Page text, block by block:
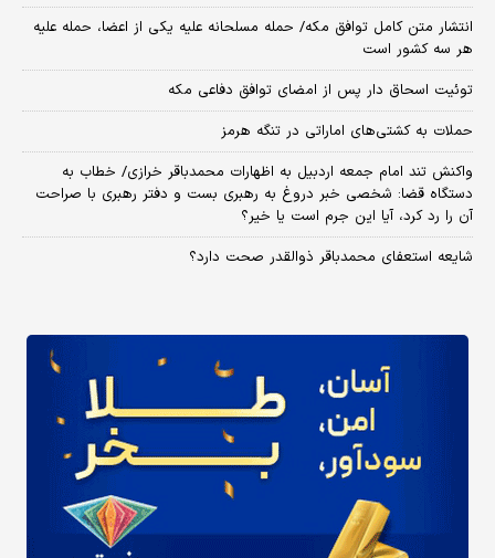
انتشار متن کامل توافق مکه/ حمله مسلحانه علیه یکی از اعضا، حمله علیه
هر سه کشور است
توئیت اسحاق دار پس از امضای توافق دفاعی مکه
حملات به کشتی‌های اماراتی در تنگه هرمز
واکنش تند امام جمعه اردبیل به اظهارات محمدباقر خرازی/ خطاب به
دستگاه قضا: شخصی خبر دروغ به رهبری بست و دفتر رهبری با صراحت
آن را رد کرد، آیا این جرم است یا خیر؟
شایعه استعفای محمدباقر ذوالقدر صحت دارد؟